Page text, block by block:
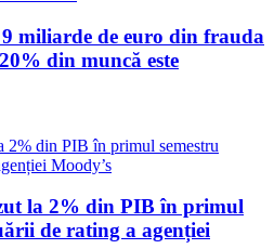
miliarde de euro din frauda
din muncă este
la 2% din PIB în primul
de rating a agenției